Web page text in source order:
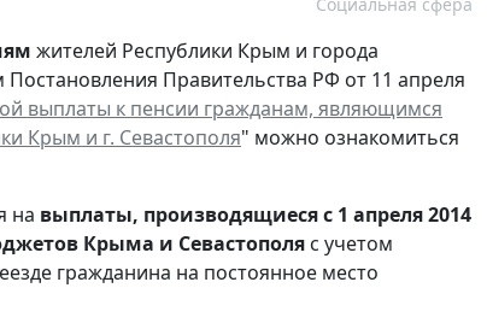
жителей Республики Крым и города
Правительства РФ от 11 апреля
выплаты к пенсии гражданам, являющимся
Крым и г. Севастополя" можно ознакомиться
на выплаты, производящиеся с 1 апреля 2014
Крыма и Севастополя с учетом
гражданина на постоянное место